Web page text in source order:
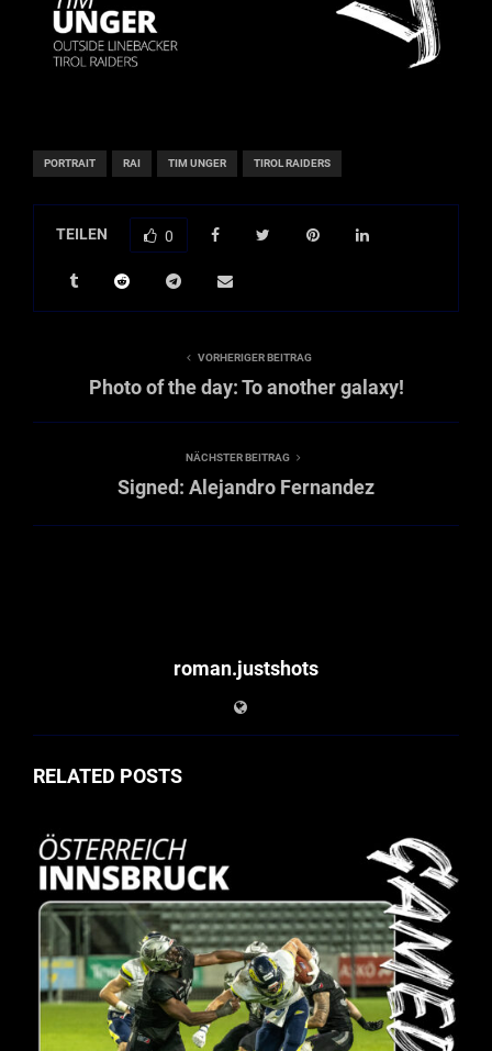
PORTRAIT RAI TIM UNGER TIROL RAIDERS
TEILEN 0
VORHERIGER BEITRAG
Photo of the day: To another galaxy!
NÄCHSTER BEITRAG
Signed: Alejandro Fernandez
roman.justshots
RELATED POSTS